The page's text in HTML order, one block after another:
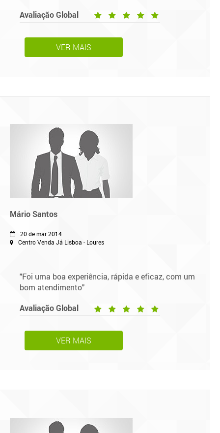
Avaliação Global
VER MAIS
Mário Santos
20 de mar 2014
Centro Venda Já Lisboa - Loures
"Foi uma boa experiência, rápida e eficaz, com um
bom atendimento"
Avaliação Global
VER MAIS